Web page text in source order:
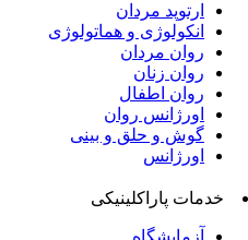
ارتوپد مردان
انکولوژی و هماتولوژی
روان مردان
روان زنان
روان اطفال
اورژانس روان
گوش و حلق و بینی
اورژانس
خدمات پاراکلینیکی
آزمایشگاه